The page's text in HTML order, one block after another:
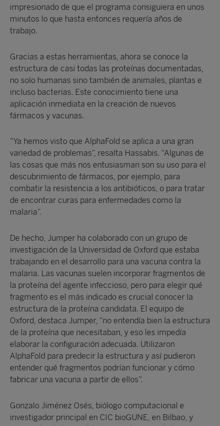
impresionado de que el programa consiguiera en unos
minutos lo que hasta entonces requería años de
trabajo.
Gracias a estas herramientas, ahora se conoce la
estructura de casi todas las proteínas documentadas,
no solo humanas sino también de animales, plantas e
incluso bacterias. Este conocimiento tiene una
aplicación inmediata en la creación de nuevos
fármacos y vacunas.
“Ya hemos visto que AlphaFold se aplica a una gran
variedad de problemas”, resalta Hassabis. “Algunas de
las cosas que más nos entusiasman son su uso para el
descubrimiento de fármacos, por ejemplo, para
combatir la resistencia a los antibióticos, o para tratar
de encontrar curas para enfermedades como la
malaria”.
De hecho, Jumper ha colaborado con un grupo de
investigación de la Universidad de Oxford que estaba
trabajando en el desarrollo para una vacuna contra la
malaria. Las vacunas suelen incorporar fragmentos de
la proteína del agente infeccioso, pero para elegir qué
fragmento es el más indicado es crucial conocer la
estructura de la proteína candidata. El equipo de
Oxford, destaca Jumper, “no entendía bien la estructura
de la proteína que necesitaban, y eso les impedía
elaborar la configuración adecuada. Utilizaron
AlphaFold para predecir la estructura y así pudieron
entender qué fragmentos podrían funcionar y cómo
fabricar una vacuna a partir de ellos”.
Gonzalo Jiménez Osés, biólogo computacional e
investigador principal en CIC bioGUNE, en Bilbao, y